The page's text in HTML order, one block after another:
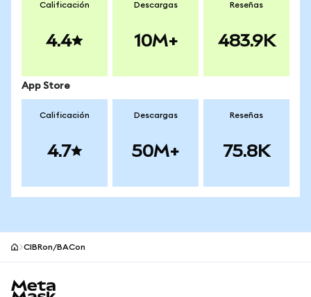
Calificación
4.4
Descargas
10M+
Reseñas
483.9K
App Store
Calificación
4.7
Descargas
50M+
Reseñas
75.8K
CIBRon/BACon